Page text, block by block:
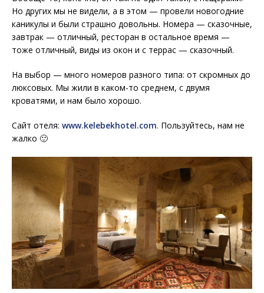
Но других мы не видели, а в этом — провели новогодние
каникулы и были страшно довольны. Номера — сказочные,
завтрак — отличный, ресторан в остальное время —
тоже отличный, виды из окон и с террас — сказочный.
На выбор — много номеров разного типа: от скромных до
люксовых. Мы жили в каком-то среднем, с двумя
кроватями, и нам было хорошо.
Сайт отеля: www.kelebekhotel.com. Пользуйтесь, нам не
жалко 🙂